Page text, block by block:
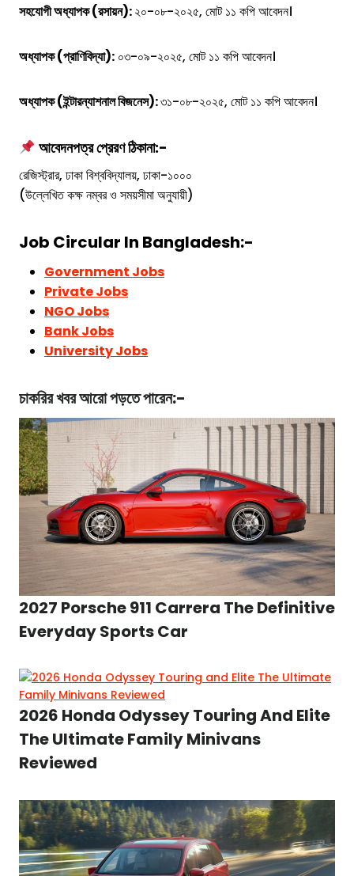
সহযোগী অধ্যাপক (রসায়ন):২০-০৮-২০২৫, মোট ১১ কপি আবেদন।
অধ্যাপক (প্রাণিবিদ্যা): ০৩-০৯-২০২৫, মোট ১১ কপি আবেদন।
অধ্যাপক (ইন্টারন্যাশনাল বিজনেস):৩১-০৮-২০২৫, মোট ১১ কপি আবেদন।
আবেদনপত্র প্রেরণ ঠিকানা:-
রেজিস্ট্রার, ঢাকা বিশ্ববিদ্যালয়, ঢাকা-১০০০
(উল্লেখিত কক্ষ নম্বর ও সময়সীমা অনুযায়ী)
Job Circular In Bangladesh:-
Government Jobs
Private Jobs
NGO Jobs
Bank Jobs
University Jobs
চাকরির খবরআরো পড়তে পারেন:-
2027 Porsche 911 Carrera The Definitive
Everyday Sports Car
2026 Honda Odyssey Touring And Elite
The Ultimate Family Minivans
Reviewed